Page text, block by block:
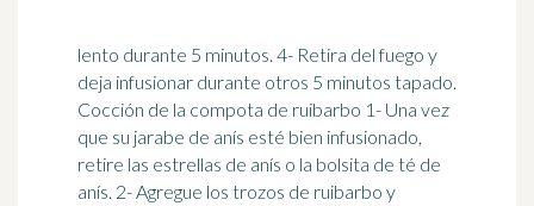
lento durante 5 minutos. 4- Retira del fuego y
deja infusionar durante otros 5 minutos tapado.
Cocción de la compota de ruibarbo 1- Una vez
que su jarabe de anís esté bien infusionado,
retire las estrellas de anís o la bolsita de té de
anís. 2- Agregue los trozos de ruibarbo y